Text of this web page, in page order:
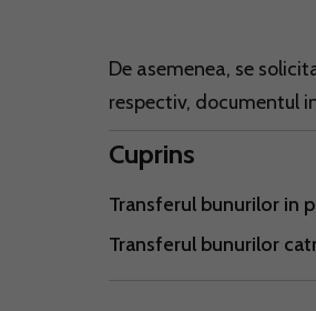
De asemenea, se
respectiv, documentul
Cuprins
Transferul bunurilor in
Transferul bunurilor